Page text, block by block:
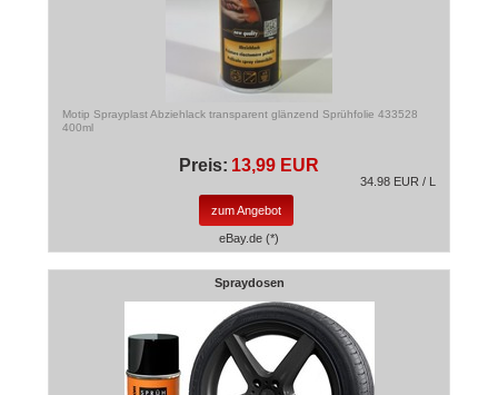
Motip Sprayplast Abziehlack transparent glänzend Sprühfolie 433528
400ml
Preis: 13,99 EUR
34.98 EUR / L
zum Angebot
eBay.de (*)
Spraydosen